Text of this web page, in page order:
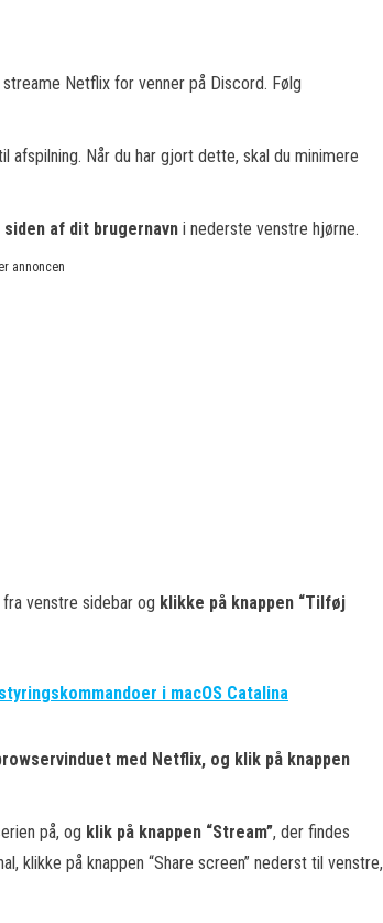
Netflix for venner på Discord. Følg
Når du har gjort dette, skal du minimere
af dit brugernavn i nederste venstre hjørne.
annoncen
fra venstre sidebar og klikke på knappen “Tilføj
i macOS Catalina
med Netflix, og klik på knappen
på, og klik på knappen “Stream”, der findes
klikke på knappen “Share screen” nederst til venstre,